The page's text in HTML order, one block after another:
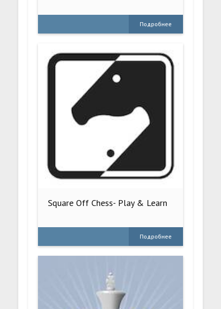
Подробнее
Square Off Chess- Play & Learn
Подробнее